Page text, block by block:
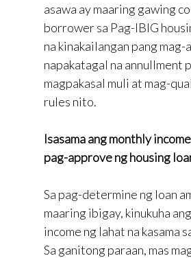
asawa ay maaring gawing
borrower sa Pag-IBIG
na kinakailangan pang mag-
napakatagal na annullment
magpakasal muli at mag-
rules nito.
Isasama ang monthly
pag-approve ng housing
Sa pag-determine ng loan
maaring ibigay, kinukuha
income ng lahat na kasama
Sa ganitong paraan, mas